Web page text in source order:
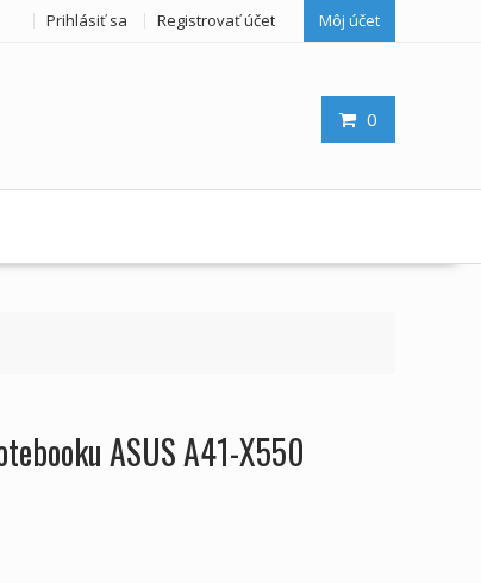
Prihlásiť sa Registrovať účet Môj účet
0
ASUS A41-X550